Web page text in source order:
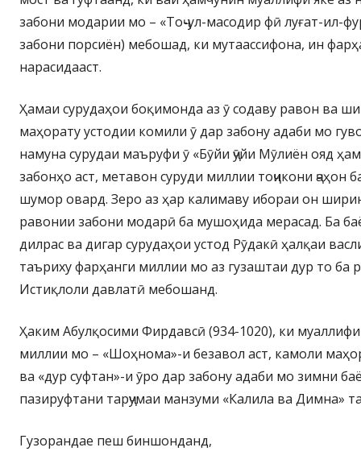
забони модарии мо – «Тоҷ-ул-масодир фӣ луғат-ил-
забони порсиён) мебошад, ки мутаассифона, ин
нарасидааст.
Ҳамаи сурудаҳои боқимонда аз ӯ содаву равон ва
маҳорату устодии комили ӯ дар забону адаби мо
намуна сурудаи маъруфи ӯ «Бӯйи ҷӯйи Мӯлиён ояд
забонҳо аст, метавон суруди миллии тоҷикони ҷаҳон
шумор овард. Зеро аз ҳар калимаву ибораи он
равонии забони модарӣ ба мушоҳида мерасад. Ба
дилрас ва дигар сурудаҳои устод Рӯдакӣ ҳалқаи
таъриху фарҳанги миллии мо аз гузаштаи дур то ба
Истиқлоли давлатӣ мебошанд.
Ҳаким Абулқосими Фирдавсӣ (934-1020), ки
миллии мо – «Шоҳнома»-и безавол аст, камоли
ва «дур суфтан»-и ӯро дар забону адаби мо зимни
пазируфтани тарҷумаи манзуми «Калила ва Димна»
Гузорандае пеш биншонданд,